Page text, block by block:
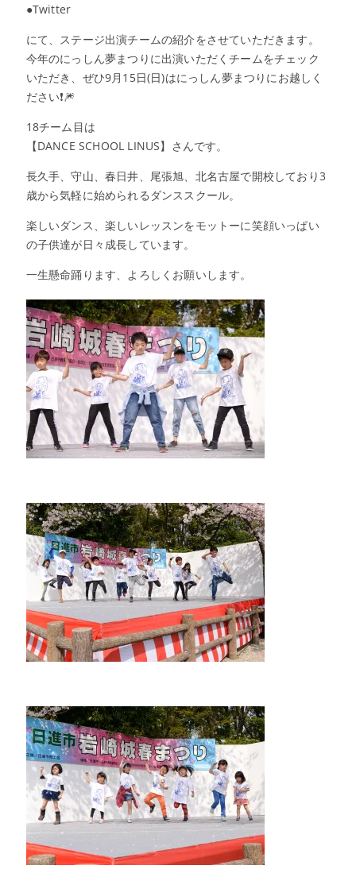
〜
18〜
「DANCE
SCHOOL
●Twitter
にて、ステージ出演チームの紹介をさせていただきます。
今年のにっしん夢まつりに出演いただくチームをチェック
いただき、ぜひ9月15日(日)はにっしん夢まつりにお越しく
ださい❗️🎆
18チーム目は
【DANCE SCHOOL LINUS】さんです。
長久手、守山、春日井、尾張旭、北名古屋で開校しており3
歳から気軽に始められるダンススクール。
楽しいダンス、楽しいレッスンをモットーに笑顔いっぱい
の子供達が日々成長しています。
一生懸命踊ります、よろしくお願いします。